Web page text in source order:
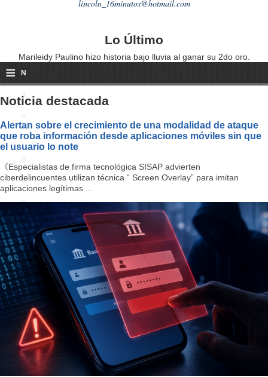
lincoln_16minutos@hotmail.com
Lo Último
Marileidy Paulino hizo historia bajo lluvia al ganar su 2do oro.
≡ N
a
i
a
ti
o
n
Noticia destacada
Alertan sobre el crecimiento de una modalidad de ataque
que roba información desde aplicaciones móviles sin que
el usuario lo note
《Especialistas de firma tecnológica SISAP advierten
ciberdelincuentes utilizan técnica “ Screen Overlay” para imitan
aplicaciones legítimas ...